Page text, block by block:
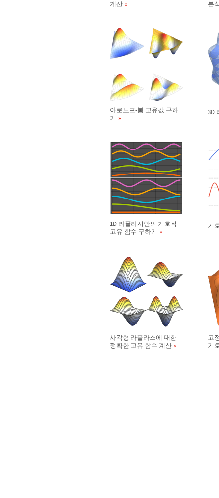
계산
분
아로노프-봄 고유값 구하
기
3D
1D 라플라시안의 기호적
고유 함수 구하기
기
사각형 라플라스에 대한
정확한 고유 함수 계산
고
기